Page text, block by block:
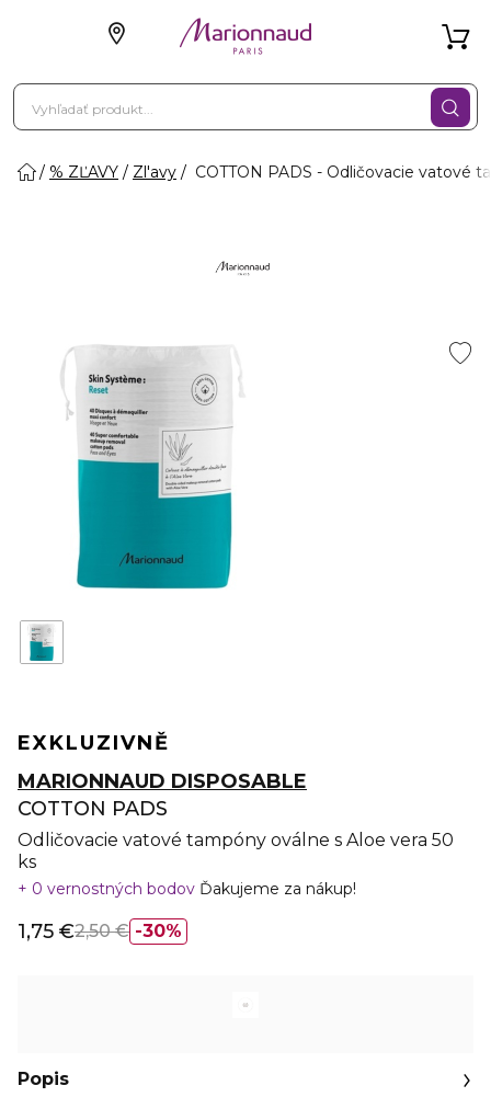
% ZĽAVY Zl'avy COTTON PADS - Odličovacie vatové
EXKLUZIVNĚ
MARIONNAUD DISPOSABLE
COTTON PADS
Odličovacie vatové tampóny oválne s Aloe vera 50
ks
0 vernostných bodov Ďakujeme za nákup!
30%
1,75 €2,50 €
Popis